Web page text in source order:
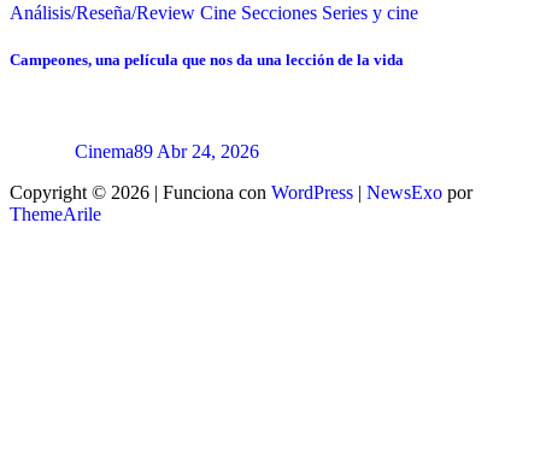
Análisis/Reseña/Review Cine Secciones Series y cine
Campeones, una película que nos da una lección de la vida
Cinema89 Abr 24, 2026
Copyright © 2026 | Funciona con WordPress | NewsExo por
ThemeArile